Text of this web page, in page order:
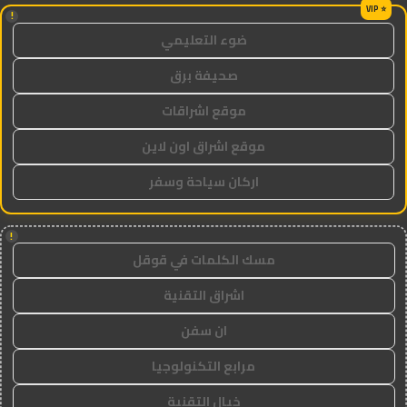
!
ضوء التعليمي
صحيفة برق
موقع اشراقات
موقع اشراق اون لاين
اركان سياحة وسفر
!
مسك الكلمات في قوقل
اشراق التقنية
ان سفن
مرابع التكنولوجيا
خيال التقنية